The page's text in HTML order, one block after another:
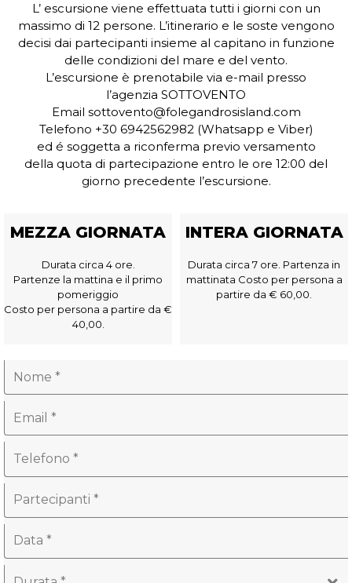
L’ escursione viene effettuata tutti i giorni con un
massimo di 12 persone. L’itinerario e le soste vengono
decisi dai partecipanti insieme al capitano in funzione
delle condizioni del mare e del vento.
L’escursione è prenotabile via e-mail presso
l’agenzia SOTTOVENTO
Email sottovento@folegandrosisland.com
Telefono +30 6942562982 (Whatsapp e Viber)
ed é soggetta a riconferma previo versamento
della quota di partecipazione entro le ore 12:00 del
giorno precedente l’escursione.
MEZZA GIORNATA
Durata circa 4 ore.
Partenze la mattina e il primo
pomeriggio
Costo per persona a partire da €
40,00.
INTERA GIORNATA
Durata circa 7 ore. Partenza in
mattinata Costo per persona a
partire da € 60,00.